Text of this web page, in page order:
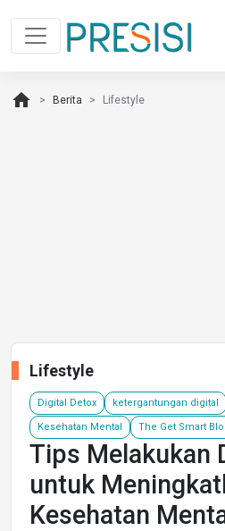
home Berita Lifestyle
Lifestyle
Digital Detox ketergantungan digital
Kesehatan Mental The Get Smart
Tips Melakukan
untuk
Kesehatan